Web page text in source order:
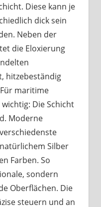
Diese kann je
dick sein
Neben der
die Eloxierung
hitzebeständig
maritime
Die Schicht
Moderne
Silber
Farben. So
sondern
Oberflächen. Die
steuern und an